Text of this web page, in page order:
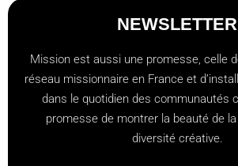
NEWSLETTER
Mission est aussi une promesse, celle
réseau missionnaire en France et
dans le quotidien des communautés
promesse de montrer la beauté de
diversité créative.